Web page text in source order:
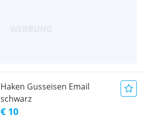
Haken Gusseisen Email
schwarz
€ 10